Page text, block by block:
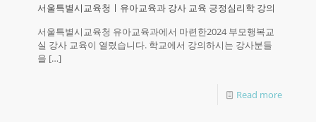
서울특별시교육청ㅣ유아교육과 강사 교육 긍정심리학 강의
서울특별시교육청 유아교육과에서 마련한2024 부모행복교
실 강사 교육이 열렸습니다.​ 학교에서 강의하시는 강사분들
을 […]
Read more